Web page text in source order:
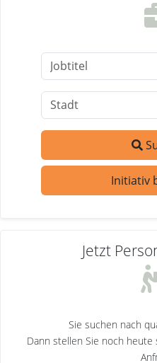
Initiativ
Jetzt
Sie suchen nach
Dann stellen Sie noch